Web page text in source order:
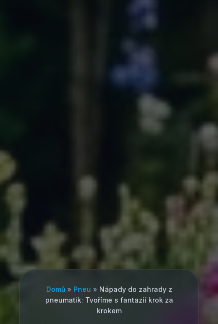
Domů» Pneu » Nápady do zahrady z
pneumatik: Tvoříme s fantazií krok za
krokem